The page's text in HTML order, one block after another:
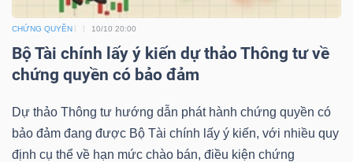
CHỨNG QUYỀN 10/10 20:00
Bộ Tài chính lấy ý kiến dự thảo Thông tư về
chứng quyền có bảo đảm
Dự thảo Thông tư hướng dẫn phát hành chứng quyền có
bảo đảm đang được Bộ Tài chính lấy ý kiến, với nhiều quy
định cụ thể về hạn mức chào bán, điều kiện chứng
DỊCH
TRUYỀN
THÔNG